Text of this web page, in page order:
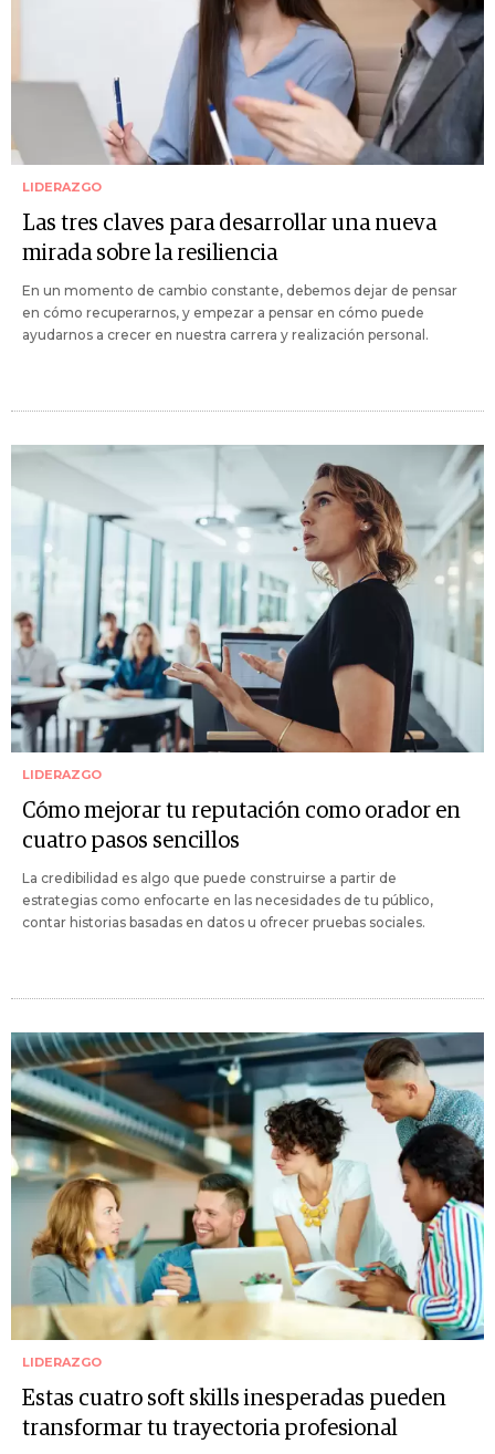
LIDERAZGO
Las tres claves para desarrollar una nueva
mirada sobre la resiliencia
En un momento de cambio constante, debemos dejar de pensar
en cómo recuperarnos, y empezar a pensar en cómo puede
ayudarnos a crecer en nuestra carrera y realización personal.
LIDERAZGO
Cómo mejorar tu reputación como orador en
cuatro pasos sencillos
La credibilidad es algo que puede construirse a partir de
estrategias como enfocarte en las necesidades de tu público,
contar historias basadas en datos u ofrecer pruebas sociales.
LIDERAZGO
Estas cuatro soft skills inesperadas pueden
transformar tu trayectoria profesional